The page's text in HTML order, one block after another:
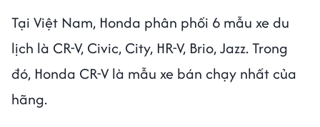
Tại Việt Nam, Honda phân phối 6 mẫu xe du
lịch là CR-V, Civic, City, HR-V, Brio, Jazz. Trong
đó, Honda CR-V là mẫu xe bán chạy nhất của
hãng.